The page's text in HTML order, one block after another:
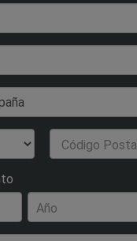
Código Postal
Año